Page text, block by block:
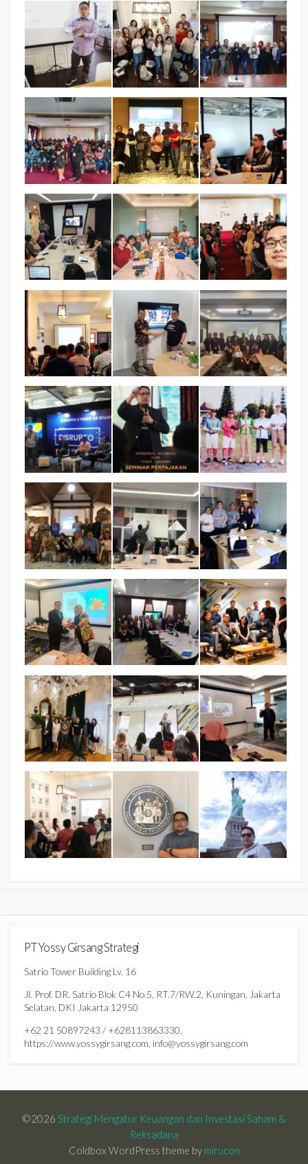
PT Yossy Girsang Strategi
Satrio Tower Building Lv. 16
Jl. Prof. DR. Satrio Blok C4 No.5, RT.7/RW.2, Kuningan, Jakarta
Selatan, DKI Jakarta 12950
+62 21 50897243 / +628113863330,
https://www.yossygirsang.com, info@yossygirsang.com
©2026 Strategi Mengatur Keuangan dan Investasi Saham &
Reksadana
Coldbox WordPress theme by mirucon